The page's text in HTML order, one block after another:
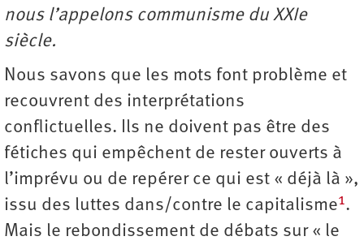
nous l’appelons communisme du XXIe
siècle.
Nous savons que les mots font problème et
recouvrent des interprétations
conflictuelles. Ils ne doivent pas être des
fétiches qui empêchent de rester ouverts à
l’imprévu ou de repérer ce qui est « déjà là »,
issu des luttes dans/contre le capitalisme1.
Mais le rebondissement de débats sur « le